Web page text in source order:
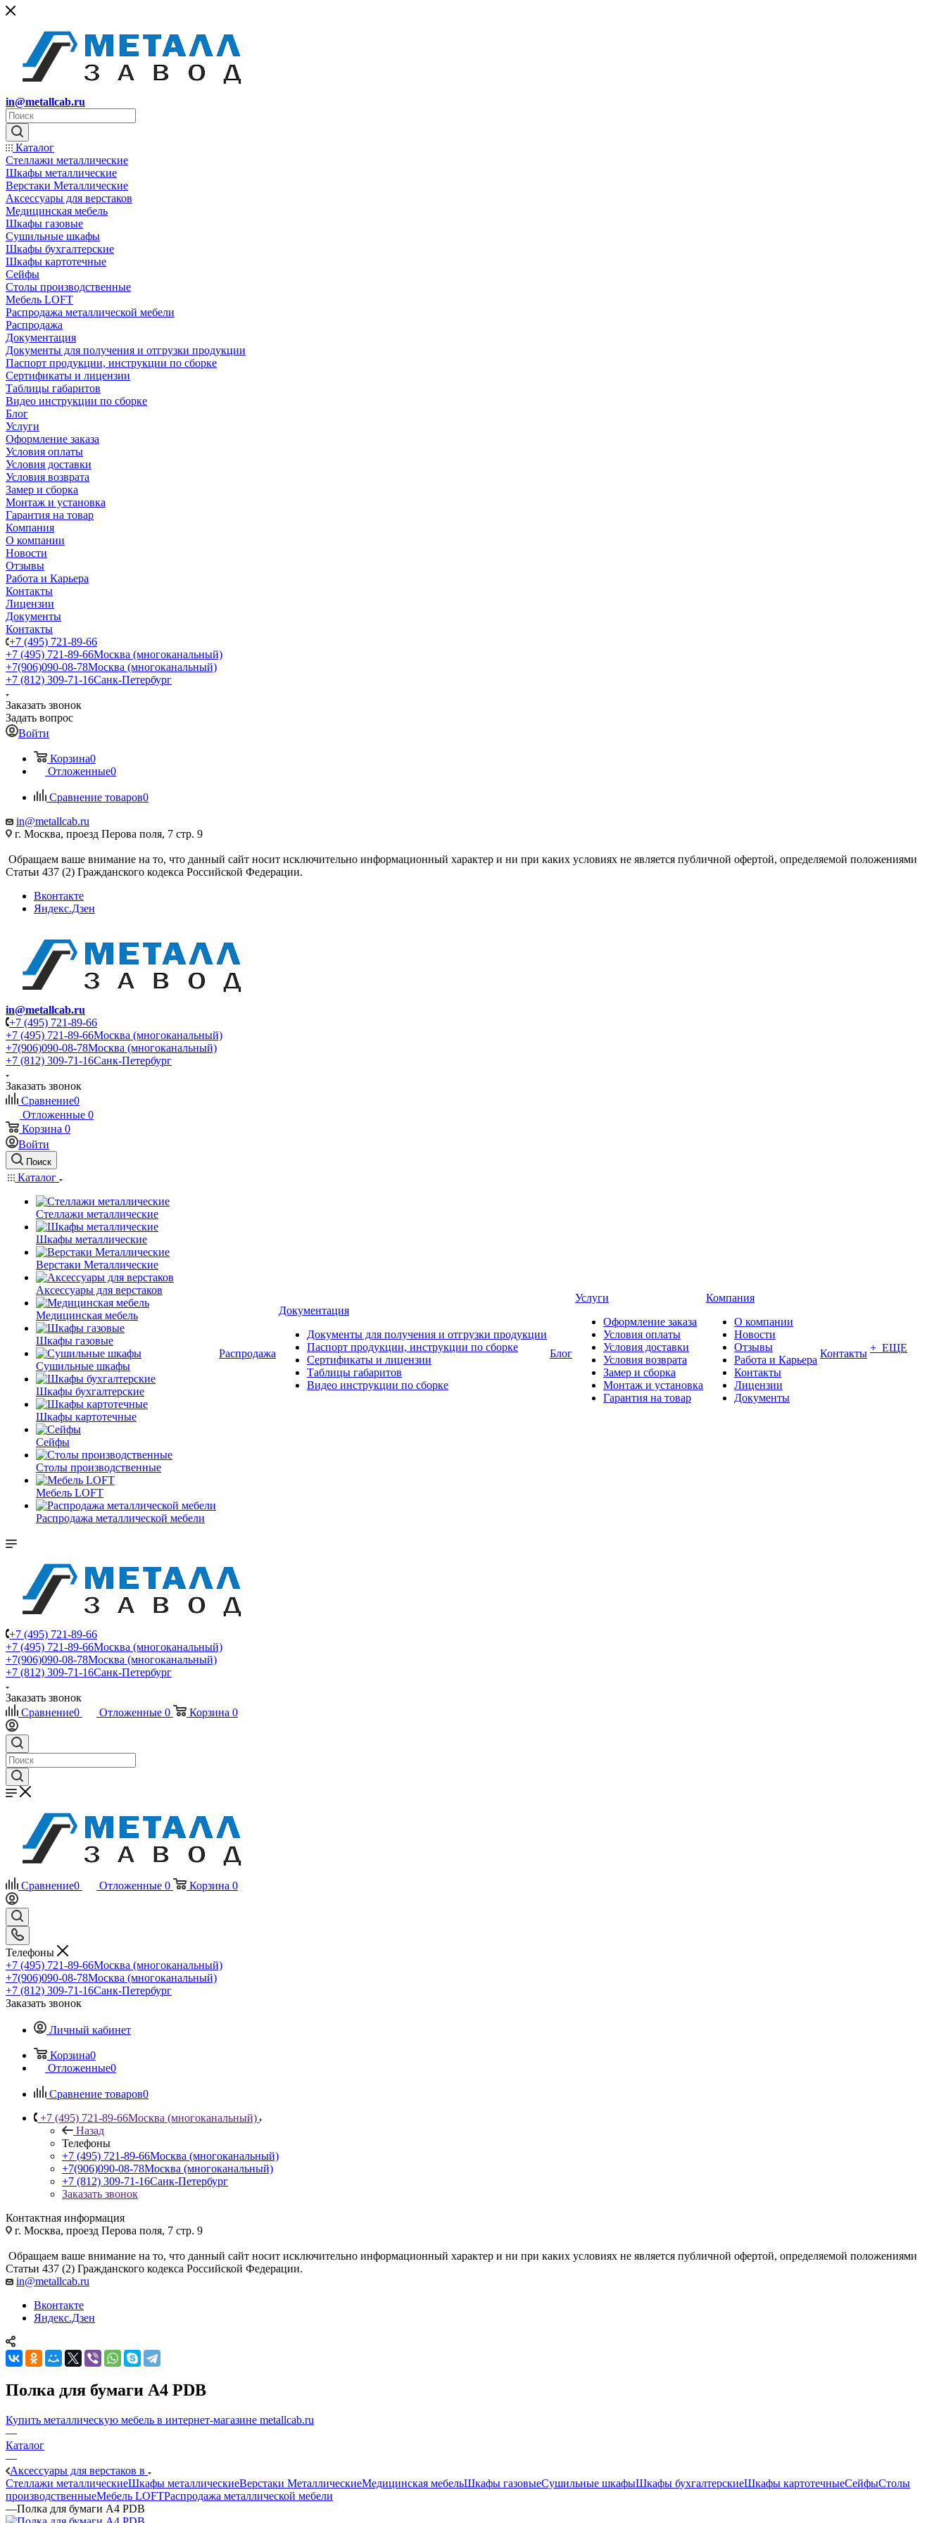
in@metallcab.ru
Каталог
Стеллажи металлические
Шкафы металлические
Верстаки Металлические
Аксессуары для верстаков
Медицинская мебель
Шкафы газовые
Сушильные шкафы
Шкафы бухгалтерские
Шкафы картотечные
Сейфы
Столы производственные
Мебель LOFT
Распродажа металлической мебели
Распродажа
Документация
Документы для получения и отгрузки продукции
Паспорт продукции, инструкции по сборке
Сертификаты и лицензии
Таблицы габаритов
Видео инструкции по сборке
Блог
Услуги
Оформление заказа
Условия оплаты
Условия доставки
Условия возврата
Замер и сборка
Монтаж и установка
Гарантия на товар
Компания
О компании
Новости
Отзывы
Работа и Карьера
Контакты
Лицензии
Документы
Контакты
+7 (495) 721-89-66
+7 (495) 721-89-66Москва (многоканальный)
+7(906)090-08-78Москва (многоканальный)
+7 (812) 309-71-16Санк-Петербург
Заказать звонок
Задать вопрос
Войти
Корзина0
Отложенные0
Сравнение товаров0
in@metallcab.ru
г. Москва, проезд Перова поля, 7 стр. 9
Обращаем ваше внимание на то, что данный сайт носит исключительно информационный характер и ни при каких условиях не является публичной офертой, определяемой положениями
Статьи 437 (2) Гражданского кодекса Российской Федерации.
Вконтакте
Яндекс.Дзен
in@metallcab.ru
+7 (495) 721-89-66
+7 (495) 721-89-66Москва (многоканальный)
+7(906)090-08-78Москва (многоканальный)
+7 (812) 309-71-16Санк-Петербург
Заказать звонок
Сравнение0
Отложенные 0
Корзина 0
Войти
Поиск
Каталог
Стеллажи металлические
Шкафы металлические
Верстаки Металлические
Аксессуары для верстаков
Медицинская мебель
Шкафы газовые
Сушильные шкафы
Шкафы бухгалтерские
Шкафы картотечные
Сейфы
Столы производственные
Мебель LOFT
Распродажа металлической мебели
Распродажа
Документация
Документы для получения и отгрузки продукции
Паспорт продукции, инструкции по сборке
Сертификаты и лицензии
Таблицы габаритов
Видео инструкции по сборке
Блог
Услуги
Оформление заказа
Условия оплаты
Условия доставки
Условия возврата
Замер и сборка
Монтаж и установка
Гарантия на товар
Компания
О компании
Новости
Отзывы
Работа и Карьера
Контакты
Лицензии
Документы
Контакты + ЕЩЕ
+7 (495) 721-89-66
+7 (495) 721-89-66Москва (многоканальный)
+7(906)090-08-78Москва (многоканальный)
+7 (812) 309-71-16Санк-Петербург
Заказать звонок
Сравнение0 Отложенные 0 Корзина 0
Сравнение0 Отложенные 0 Корзина 0
Телефоны
+7 (495) 721-89-66Москва (многоканальный)
+7(906)090-08-78Москва (многоканальный)
+7 (812) 309-71-16Санк-Петербург
Заказать звонок
Личный кабинет
Корзина0
Отложенные0
Сравнение товаров0
+7 (495) 721-89-66Москва (многоканальный)
Назад
Телефоны
+7 (495) 721-89-66Москва (многоканальный)
+7(906)090-08-78Москва (многоканальный)
+7 (812) 309-71-16Санк-Петербург
Заказать звонок
Контактная информация
г. Москва, проезд Перова поля, 7 стр. 9
Обращаем ваше внимание на то, что данный сайт носит исключительно информационный характер и ни при каких условиях не является публичной офертой, определяемой положениями
Статьи 437 (2) Гражданского кодекса Российской Федерации.
in@metallcab.ru
Вконтакте
Яндекс.Дзен
Полка для бумаги А4 PDB
Купить металлическую мебель в интернет-магазине metallcab.ru
—
Каталог
—
Аксессуары для верстаков в
Стеллажи металлическиеШкафы металлическиеВерстаки МеталлическиеМедицинская мебельШкафы газовыеСушильные шкафыШкафы бухгалтерскиеШкафы картотечныеСейфыСтолы
производственныеМебель LOFTРаспродажа металлической мебели
—Полка для бумаги А4 PDB